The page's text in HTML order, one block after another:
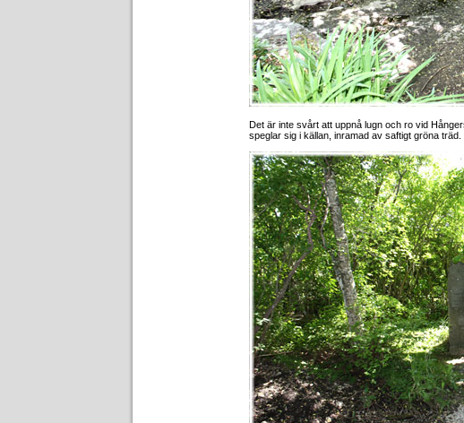
Det är inte svårt att uppnå lugn och ro vid
speglar sig i källan, inramad av saftigt gröna träd.